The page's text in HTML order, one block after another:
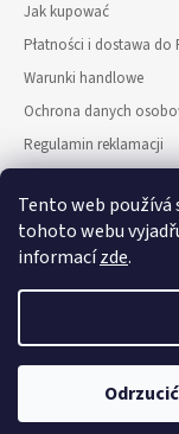
Tento web používá
tohoto webu
informacízde.
Odrzucić
WAGA Glass Design
Bezpieczna płatność:
Jak kupować
Płatności i dostawa do
Warunki handlowe
Ochrona danych
Regulamin reklamacji
Gwarancja zwrotu
Kontakt
© 2026 Atelier WAGA.